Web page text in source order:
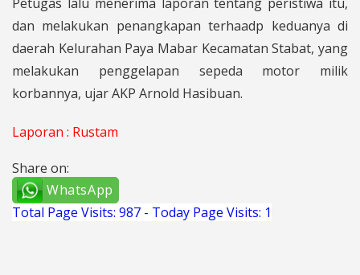
Petugas lalu menerima laporan tentang peristiwa itu,
dan melakukan penangkapan terhaadp keduanya di
daerah Kelurahan Paya Mabar Kecamatan Stabat, yang
melakukan penggelapan sepeda motor milik
korbannya, ujar AKP Arnold Hasibuan.
Laporan : Rustam
Share on:
WhatsApp
Total Page Visits: 987 - Today Page Visits: 1